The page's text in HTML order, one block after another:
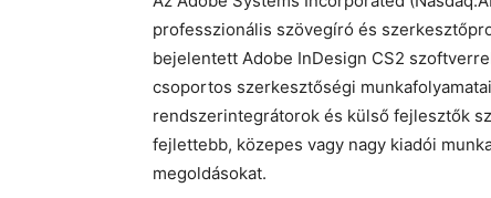
professzionális szövegíró és
bejelentett Adobe InDesign CS2
csoportos szerkesztőségi
rendszerintegrátorok és külső fejlesztők
fejlettebb, közepes vagy nagy kiadói
megoldásokat.